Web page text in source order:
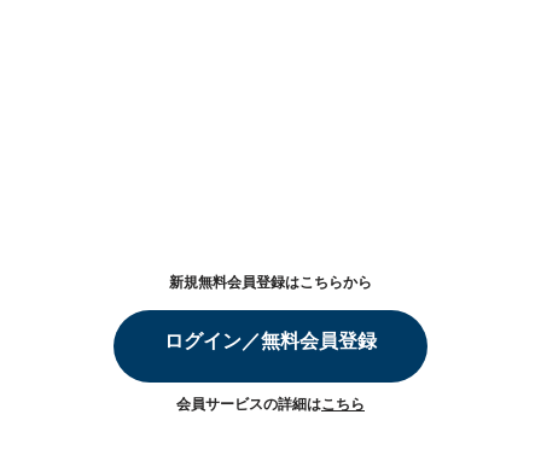
新規無料会員登録はこちらから
ログイン／無料会員登録
会員サービスの詳細はこちら